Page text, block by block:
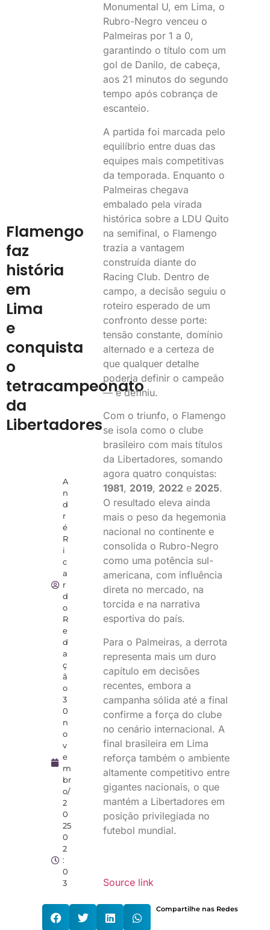
Flamengo
faz
história
em
Lima
e
conquista
o
tetracampeonato
da
Libertadores
A
n
d
r
é
R
i
c
a
r
d
o
R
e
d
a
ç
ã
o
3
0
n
o
v
e
m
br
o/
2
0
25
0
2
:
0
3
Monumental U, em Lima, o
Rubro-Negro venceu o
Palmeiras por 1 a 0,
garantindo o título com um
gol de Danilo, de cabeça,
aos 21 minutos do segundo
tempo após cobrança de
escanteio.
A partida foi marcada pelo
equilíbrio entre duas das
equipes mais competitivas
da temporada. Enquanto o
Palmeiras chegava
embalado pela virada
histórica sobre a LDU Quito
na semifinal, o Flamengo
trazia a vantagem
construída diante do
Racing Club. Dentro de
campo, a decisão seguiu o
roteiro esperado de um
confronto desse porte:
tensão constante, domínio
alternado e a certeza de
que qualquer detalhe
poderia definir o campeão
— e definiu.
Com o triunfo, o Flamengo
se isola como o clube
brasileiro com mais títulos
da Libertadores, somando
agora quatro conquistas:
1981, 2019, 2022e 2025.
O resultado eleva ainda
mais o peso da hegemonia
nacional no continente e
consolida o Rubro-Negro
como uma potência sul-
americana, com influência
direta no mercado, na
torcida e na narrativa
esportiva do país.
Para o Palmeiras, a derrota
representa mais um duro
capítulo em decisões
recentes, embora a
campanha sólida até a final
confirme a força do clube
no cenário internacional. A
final brasileira em Lima
reforça também o ambiente
altamente competitivo entre
gigantes nacionais, o que
mantém a Libertadores em
posição privilegiada no
futebol mundial.
Source link
Compartilhe nas Redes